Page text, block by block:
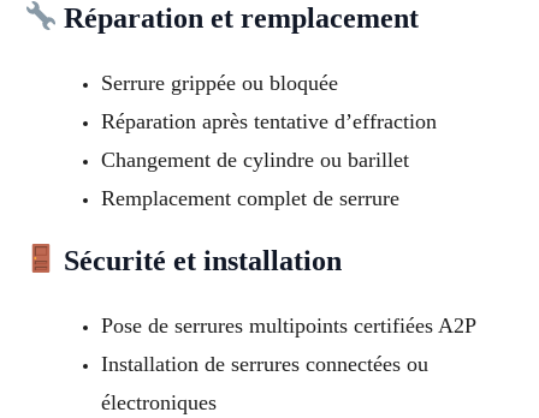
Réparation et remplacement
Serrure grippée ou bloquée
Réparation après tentative d’effraction
Changement de cylindre ou barillet
Remplacement complet de serrure
Sécurité et installation
Pose de serrures multipoints certifiées A2P
Installation de serrures connectées ou
électroniques